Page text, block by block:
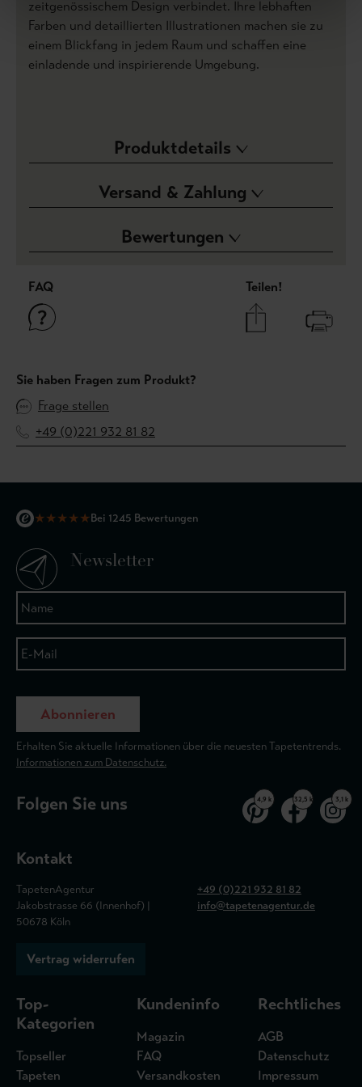
zeitgenössischem Design verbindet. Ihre lebhaften
Farben und detaillierten Illustrationen machen sie zu
einem Blickfang in jedem Raum und schaffen eine
einladende und inspirierende Umgebung.
Produktdetails
Versand & Zahlung
Bewertungen
FAQ Teilen!
Sie haben Fragen zum Produkt?
Frage stellen
+49 (0)221 932 81 82
★★★★★Bei 1245 Bewertungen
Newsletter
Abonnieren
Erhalten Sie aktuelle Informationen über die neuesten Tapetentrends.
Informationen zum Datenschutz.
Folgen Sie uns 4,9 k 32,5 k 3,1 k
Kontakt
TapetenAgentur
Jakobstrasse 66 (Innenhof) |
50678 Köln
+49 (0)221 932 81 82
info@tapetenagentur.de
Vertrag widerrufen
Top-
Kategorien
Topseller
Tapeten
Kundeninfo
Magazin
FAQ
Versandkosten
Rechtliches
AGB
Datenschutz
Impressum